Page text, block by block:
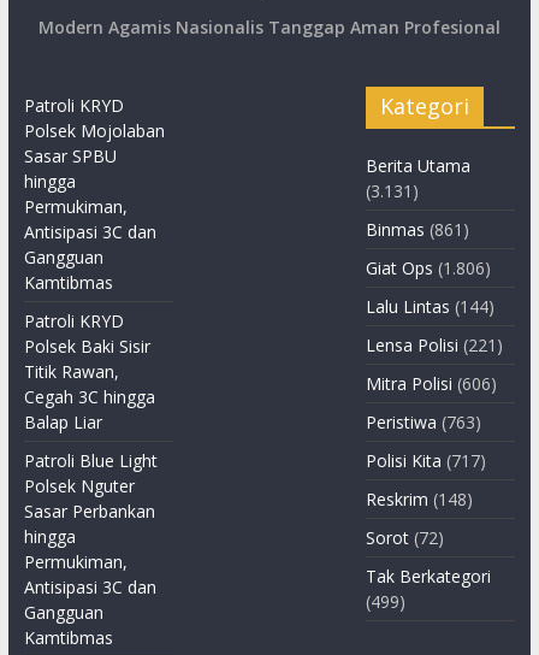
Modern Agamis Nasionalis Tanggap Aman Profesional
Patroli KRYD
Polsek Mojolaban
Sasar SPBU
hingga
Permukiman,
Antisipasi 3C dan
Gangguan
Kamtibmas
Patroli KRYD
Polsek Baki Sisir
Titik Rawan,
Cegah 3C hingga
Balap Liar
Patroli Blue Light
Polsek Nguter
Sasar Perbankan
hingga
Permukiman,
Antisipasi 3C dan
Gangguan
Kamtibmas
Kategori
Berita Utama
(3.131)
Binmas (861)
Giat Ops (1.806)
Lalu Lintas (144)
Lensa Polisi (221)
Mitra Polisi (606)
Peristiwa (763)
Polisi Kita (717)
Reskrim (148)
Sorot (72)
Tak Berkategori
(499)